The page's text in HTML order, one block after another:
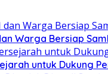
Warga Bersiap
untuk Dukung